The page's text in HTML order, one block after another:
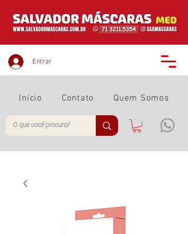
Início Contato Quem Somos
Entrar